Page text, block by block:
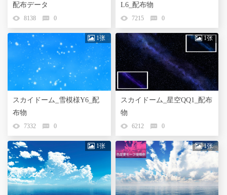
配布データ
8138 0
1张
スカイドーム_雪模様Y6_配
布物
7332 0
1张
L6_配布物
7215 0
1张
スカイドーム_星空QQ1_配布
物
6212 0
1张